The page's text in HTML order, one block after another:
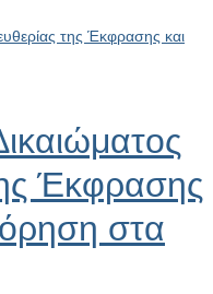
Έκφρασης
στα